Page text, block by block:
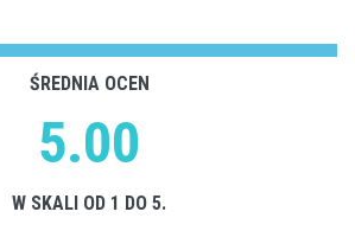
ŚREDNIA OCEN
5.00
W SKALI OD 1 DO 5.